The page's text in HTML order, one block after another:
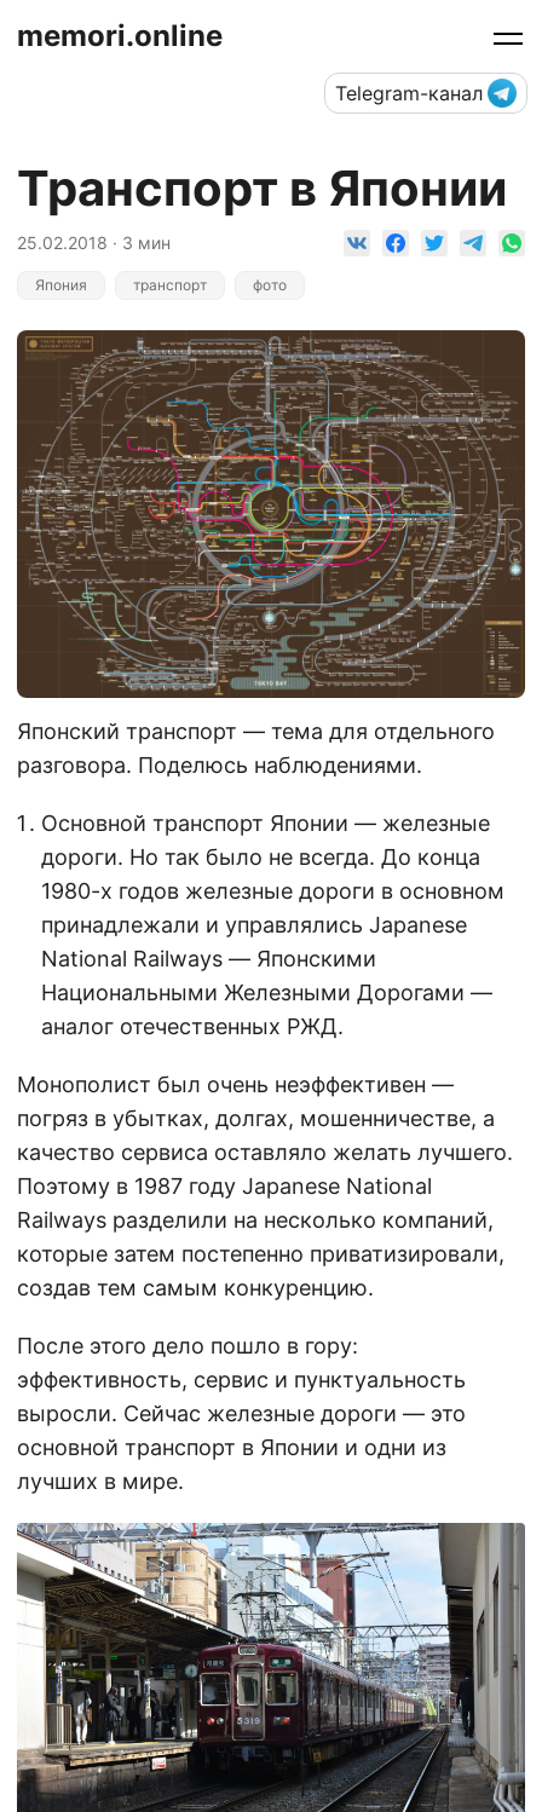
memori.online
Telegram-канал
Транспорт в Японии
25.02.2018 · 3 мин
Япония транспорт фото
Японский транспорт — тема для отдельного
разговора. Поделюсь наблюдениями.
Основной транспорт Японии — железные
дороги. Но так было не всегда. До конца
1980-х годов железные дороги в основном
принадлежали и управлялись Japanese
National Railways — Японскими
Национальными Железными Дорогами —
аналог отечественных РЖД.
Монополист был очень неэффективен —
погряз в убытках, долгах, мошенничестве, а
качество сервиса оставляло желать лучшего.
Поэтому в 1987 году Japanese National
Railways разделили на несколько компаний,
которые затем постепенно приватизировали,
создав тем самым конкуренцию.
После этого дело пошло в гору:
эффективность, сервис и пунктуальность
выросли. Сейчас железные дороги — это
основной транспорт в Японии и одни из
лучших в мире.